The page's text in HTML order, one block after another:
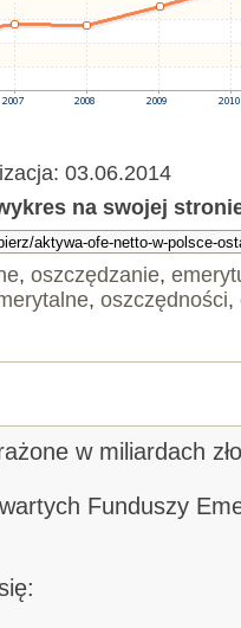
03.06.2014
na swojej
, oszczędzanie,
, oszczędności,
w miliardach
Funduszy